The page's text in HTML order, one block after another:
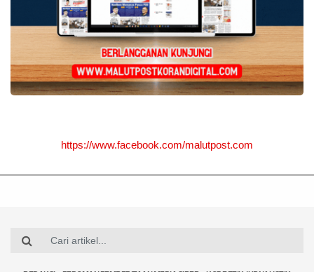
https://www.facebook.com/malutpost.com